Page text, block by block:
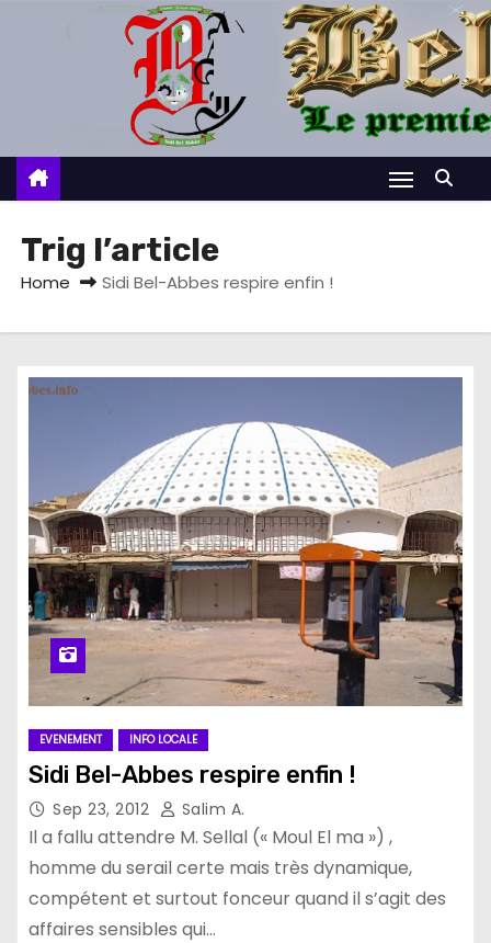
c
Trig l’article
Home Sidi Bel-Abbes respire enfin !
EVENEMENT INFO LOCALE
Sidi Bel-Abbes respire enfin !
Sep 23, 2012 Salim A.
Il a fallu attendre M. Sellal (« Moul El ma ») ,
homme du serail certe mais très dynamique,
compétent et surtout fonceur quand il s’agit des
affaires sensibles qui…